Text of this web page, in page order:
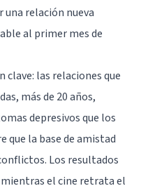
una relación nueva
al primer mes de
clave: las relaciones que
más de 20 años,
depresivos que los
que la base de amistad
Los resultados
el cine retrata el